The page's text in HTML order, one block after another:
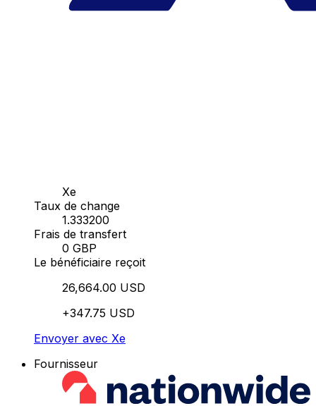
Xe
Taux de change
1.333200
Frais de transfert
0 GBP
Le bénéficiaire reçoit
26,664.00 USD
+347.75 USD
Envoyer avec Xe
Fournisseur